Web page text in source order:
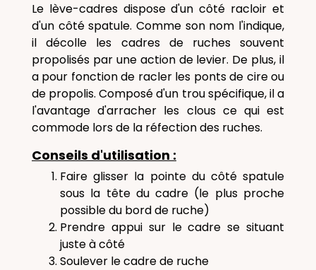
Le lève-cadres dispose d'un côté racloir et
d'un côté spatule. Comme son nom l'indique,
il décolle les cadres de ruches souvent
propolisés par une action de levier. De plus, il
a pour fonction de racler les ponts de cire ou
de propolis.Composé d'un trou spécifique, il a
l'avantage d'arracher les clous ce qui est
commode lors de la réfection des ruches.
Conseils d'utilisation :
Faire glisser la pointe du côté spatule
sous la tête du cadre (le plus proche
possible du bord de ruche)
Prendre appui sur le cadre se situant
juste à côté
Soulever le cadre de ruche